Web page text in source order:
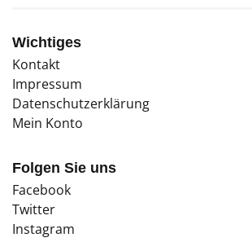
Wichtiges
Kontakt
Impressum
Datenschutzerklärung
Mein Konto
Folgen Sie uns
Facebook
Twitter
Instagram